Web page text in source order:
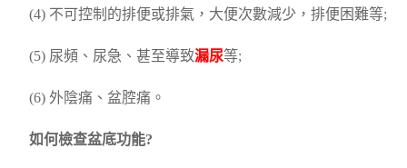
(4) 不可控制的排便或排氣，大便次數減少，排便困難等;
(5) 尿頻、尿急、甚至導致漏尿等;
(6) 外陰痛、盆腔痛。
如何檢查盆底功能?